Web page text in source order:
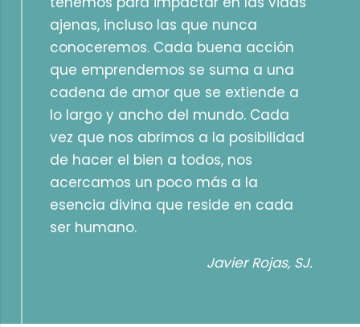
ajenas, incluso las que nunca
conoceremos. Cada buena acción
que emprendemos se suma a una
cadena de amor que se extiende a
lo largo y ancho del mundo. Cada
vez que nos abrimos a la posibilidad
de hacer el bien a todos, nos
acercamos un poco más a la
esencia divina que reside en cada
ser humano.
Javier Rojas, SJ.